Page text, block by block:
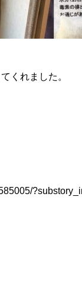
くれました。